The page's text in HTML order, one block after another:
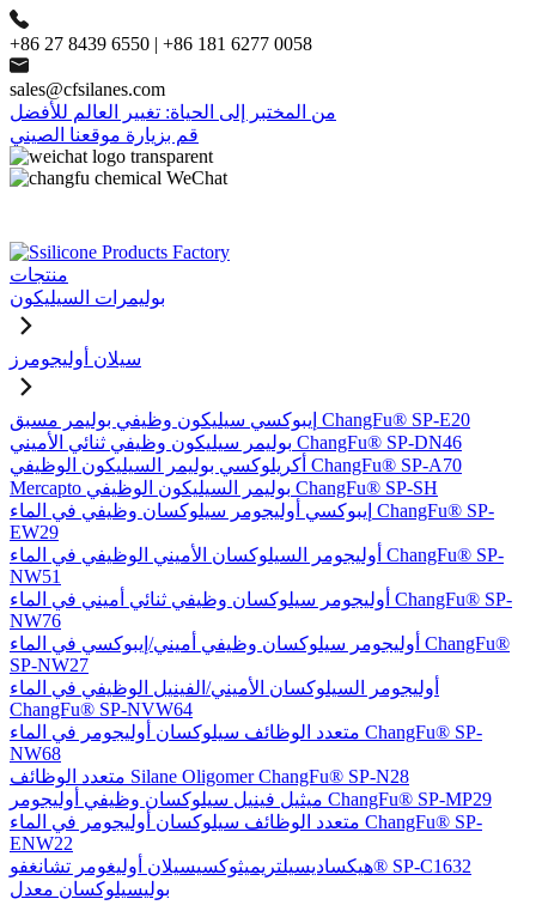
+86 27 8439 6550 | +86 181 6277 0058
sales@cfsilanes.com
من المختبر إلى الحياة: تغيير العالم للأفضل
قم بزيارة موقعنا الصيني
منتجات
بوليمرات السيليكون
سيلان أوليجومرز
إيبوكسي سيليكون وظيفي بوليمر مسبق ChangFu® SP-E20
بوليمر سيليكون وظيفي ثنائي الأميني ChangFu® SP-DN46
أكريلوكسي بوليمر السيليكون الوظيفي ChangFu® SP-A70
Mercapto بوليمر السيليكون الوظيفي ChangFu® SP-SH
إيبوكسي أوليجومر سيلوكسان وظيفي في الماء ChangFu® SP-
EW29
أوليجومر السيلوكسان الأميني الوظيفي في الماء ChangFu® SP-
NW51
أوليجومر سيلوكسان وظيفي ثنائي أميني في الماء ChangFu® SP-
NW76
أوليجومر سيلوكسان وظيفي أميني/إيبوكسي في الماء ChangFu®
SP-NW27
أوليجومر السيلوكسان الأميني/الفينيل الوظيفي في الماء
ChangFu® SP-NVW64
متعدد الوظائف سيلوكسان أوليجومر في الماء ChangFu® SP-
NW68
متعدد الوظائف Silane Oligomer ChangFu® SP-N28
ميثيل فينيل سيلوكسان وظيفي أوليجومر ChangFu® SP-MP29
متعدد الوظائف سيلوكسان أوليجومر في الماء ChangFu® SP-
ENW22
هيكساديسيلتريميثوكسيسيلان أوليغومر تشانغفو® SP-C1632
بوليسيلوكسان معدل